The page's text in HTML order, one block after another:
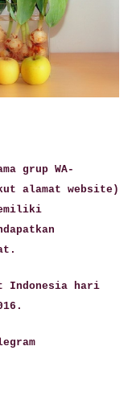
grup WA-
alamat website)
Indonesia hari